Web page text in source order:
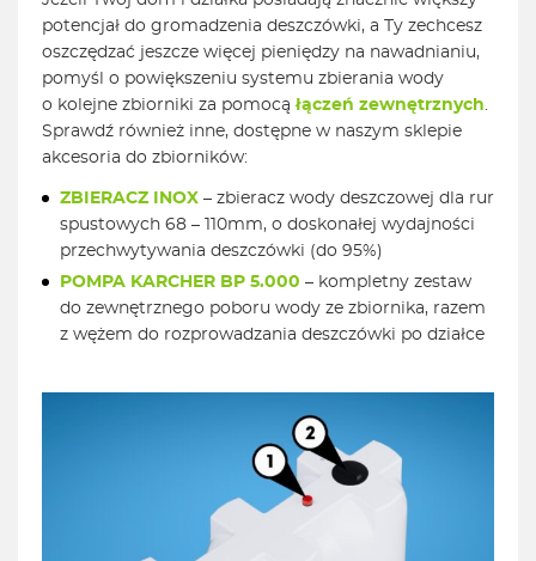
potencjał do gromadzenia deszczówki, a Ty zechcesz
oszczędzać jeszcze więcej pieniędzy na nawadnianiu,
pomyśl o powiększeniu systemu zbierania wody
o kolejne zbiorniki za pomocąłączeń zewnętrznych.
Sprawdź również inne, dostępne w naszym sklepie
akcesoria do zbiorników:
ZBIERACZ INOX – zbieracz wody deszczowej dla rur
spustowych 68 – 110mm, o doskonałej wydajności
przechwytywania deszczówki (do 95%)
POMPA KARCHER BP 5.000 – kompletny zestaw
do zewnętrznego poboru wody ze zbiornika, razem
z wężem do rozprowadzania deszczówki po działce